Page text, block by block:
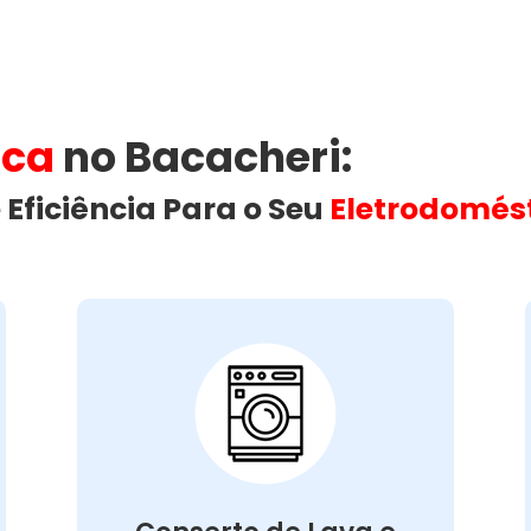
no Bacacheri​:
Eficiência Para o Seu
Conserto de Lava e
Seca:
Nossa equipe está preparada para